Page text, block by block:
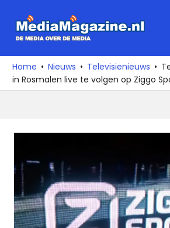
naar
media
over
de
Home Nieuws Televisienieuws
in Rosmalen live te volgen op Ziggo